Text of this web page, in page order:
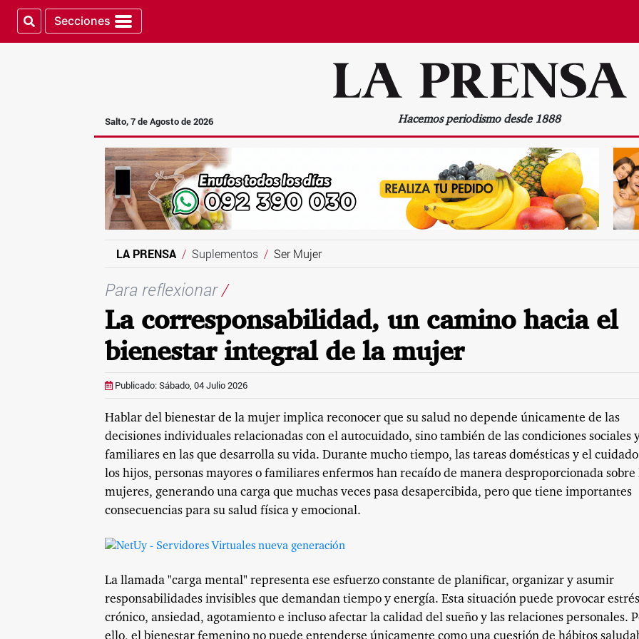
Secciones
Salto, 7 de Agosto de 2026 Hacemos periodismo desde 1888
LA PRENSA Suplementos Ser Mujer
Para reflexionar/
La corresponsabilidad, un camino hacia el
bienestar integral de la mujer
Publicado: Sábado, 04 Julio 2026
Hablar del bienestar de la mujer implica reconocer que su salud no depende únicamente de las
decisiones individuales relacionadas con el autocuidado, sino también de las condiciones sociales
familiares en las que desarrolla su vida. Durante mucho tiempo, las tareas domésticas y el
los hijos, personas mayores o familiares enfermos han recaído de manera desproporcionada sobre
mujeres, generando una carga que muchas veces pasa desapercibida, pero que tiene importantes
consecuencias para su salud física y emocional.
La llamada "carga mental" representa ese esfuerzo constante de planificar, organizar y asumir
responsabilidades invisibles que demandan tiempo y energía. Esta situación puede provocar estrés
crónico, ansiedad, agotamiento e incluso afectar la calidad del sueño y las relaciones personales.